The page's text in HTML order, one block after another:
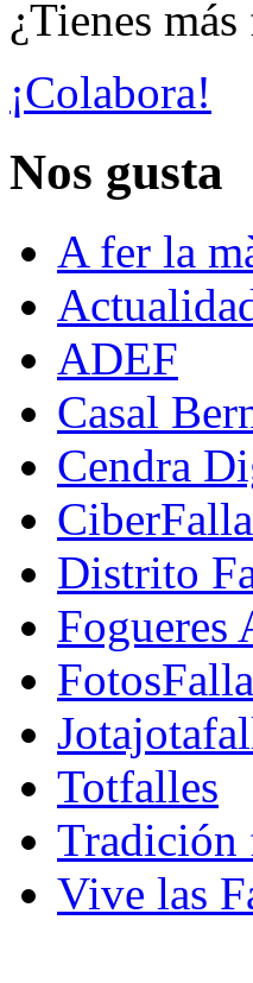
¿Tienes
¡Colabora!
Nos gusta
A fer la
ADEF
Casal
Cendra
Distrito
Fogueres
Totfalles
Tradición
Vive las